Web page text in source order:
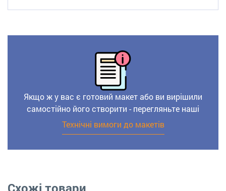
Якщо ж у вас є готовий макет або ви вирішили
самостійно його створити - перегляньте наші
Технічні вимоги до макетів